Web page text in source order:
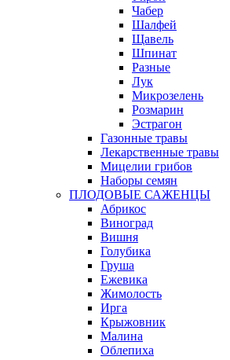
Чабер
Шалфей
Щавель
Шпинат
Разные
Лук
Микрозелень
Розмарин
Эстрагон
Газонные травы
Лекарственные травы
Мицелии грибов
Наборы семян
ПЛОДОВЫЕ САЖЕНЦЫ
Абрикос
Виноград
Вишня
Голубика
Груша
Ежевика
Жимолость
Ирга
Крыжовник
Малина
Облепиха